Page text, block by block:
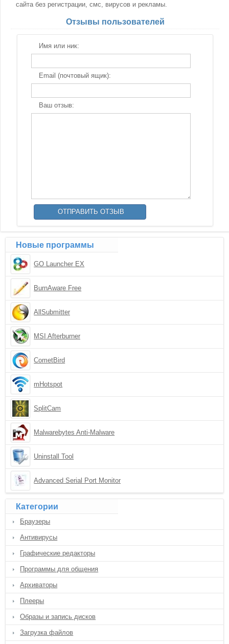
сайта без регистрации, смс, вирусов и рекламы.
Отзывы пользователей
Имя или ник:
Email (почтовый ящик):
Ваш отзыв:
Новые программы
GO Launcher EX
BurnAware Free
AllSubmitter
MSI Afterburner
CometBird
mHotspot
SplitCam
Malwarebytes Anti-Malware
Uninstall Tool
Advanced Serial Port Monitor
Категории
Браузеры
Антивирусы
Графические редакторы
Программы для общения
Архиваторы
Плееры
Образы и запись дисков
Загрузка файлов